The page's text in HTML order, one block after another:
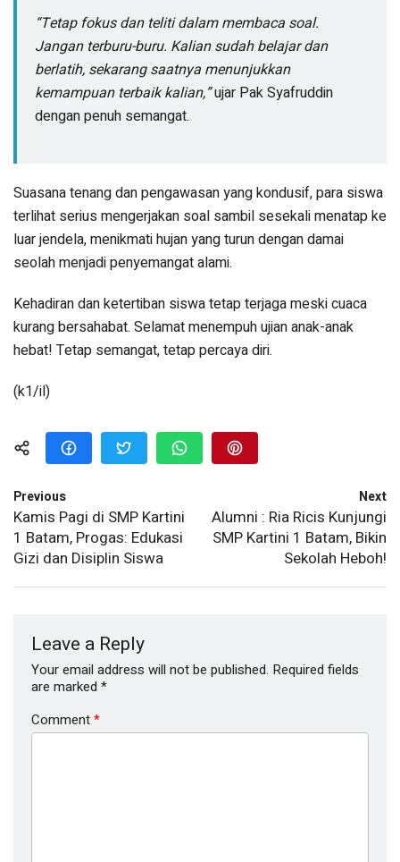
“Tetap fokus dan teliti dalam membaca soal.
Jangan terburu-buru. Kalian sudah belajar dan
berlatih, sekarang saatnya menunjukkan
kemampuan terbaik kalian,”ujar Pak Syafruddin
dengan penuh semangat.
Suasana tenang dan pengawasan yang kondusif, para siswa
terlihat serius mengerjakan soal sambil sesekali menatap ke
luar jendela, menikmati hujan yang turun dengan damai
seolah menjadi penyemangat alami.
Kehadiran dan ketertiban siswa tetap terjaga meski cuaca
kurang bersahabat. Selamat menempuh ujian anak-anak
hebat! Tetap semangat, tetap percaya diri.
(k1/il)
Previous
Kamis Pagi di SMP Kartini
1 Batam, Progas: Edukasi
Gizi dan Disiplin Siswa
Next
Alumni : Ria Ricis Kunjungi
SMP Kartini 1 Batam, Bikin
Sekolah Heboh!
Leave a Reply
Your email address will not be published. Required fields
are marked *
Comment*